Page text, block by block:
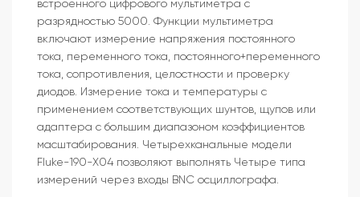
встроенного цифрового мультиметра с
разрядностью 5000. Функции мультиметра
включают измерение напряжения постоянного
тока, переменного тока, постоянного+переменного
тока, сопротивления, целостности и проверку
диодов. Измерение тока и температуры с
применением соответствующих шунтов, щупов или
адаптера с большим диапазоном коэффициентов
масштабирования. Четырехканальные модели
Fluke-190-X04 позволяют выполнять Четыре типа
измерений через входы BNC осциллографа.